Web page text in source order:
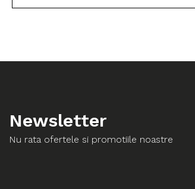
Newsletter
Nu rata ofertele si promotiile noastre